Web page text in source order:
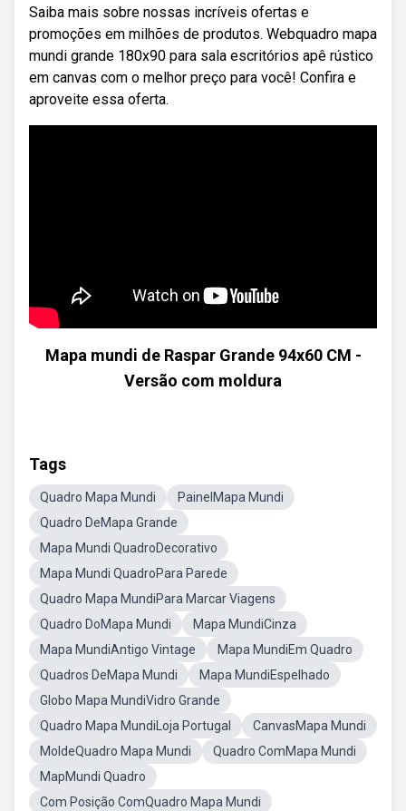
Saiba mais sobre nossas incríveis ofertas e
promoções em milhões de produtos. Webquadro mapa
mundi grande 180x90 para sala escritórios apê rústico
em canvas com o melhor preço para você! Confira e
aproveite essa oferta.
Mapa mundi de Raspar Grande 94x60 CM -
Versão com moldura
Tags
Quadro Mapa Mundi
PainelMapa Mundi
Quadro DeMapa Grande
Mapa Mundi QuadroDecorativo
Mapa Mundi QuadroPara Parede
Quadro Mapa MundiPara Marcar Viagens
Quadro DoMapa Mundi
Mapa MundiCinza
Mapa MundiAntigo Vintage
Mapa MundiEm Quadro
Quadros DeMapa Mundi
Mapa MundiEspelhado
Globo Mapa MundiVidro Grande
Quadro Mapa MundiLoja Portugal
CanvasMapa Mundi
MoldeQuadro Mapa Mundi
Quadro ComMapa Mundi
MapMundi Quadro
Com Posição ComQuadro Mapa Mundi